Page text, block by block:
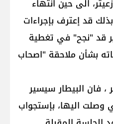
الى حين انتهاء
قد إعترف بإجراءات
قد "نجح" في تغطية
بشأن ملاحقة "اصحاب
، فان البيطار سيسير
وصلت اليها، بإستجواب